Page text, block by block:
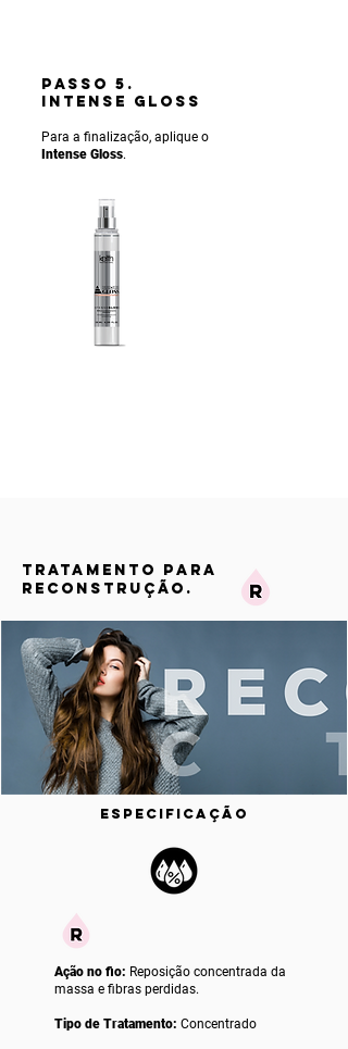
PASSO 5.
INTENSE gLOSS
Para a finalização, aplique o
Intense Gloss.
TRATAMENTO PARA
RECONSTRUÇÃO.
ESPECIFICAÇÃO
Ação no fio: Reposição concentrada da
massa e fibras perdidas.
Tipo de Tratamento: Concentrado